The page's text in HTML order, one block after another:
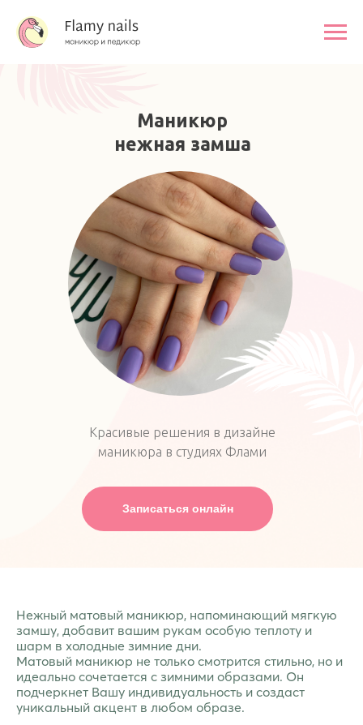
Маникюр
нежная замша
Записаться онлайн
Красивые решения в дизайне
маникюра в студиях Флами
Нежный матовый маникюр, напоминающий мягкую
замшу, добавит вашим рукам особую теплоту и
шарм в холодные зимние дни.
Матовый маникюр не только смотрится стильно, но и
идеально сочетается с зимними образами. Он
подчеркнет Вашу индивидуальность и создаст
уникальный акцент в любом образе.